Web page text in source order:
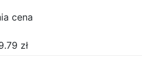
cena
zł